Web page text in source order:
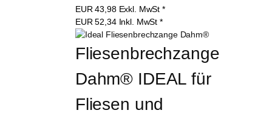
EUR43,98 Exkl. MwSt *
EUR52,34 Inkl. MwSt *
Fliesenbrechzange
Dahm® IDEAL für
Fliesen und